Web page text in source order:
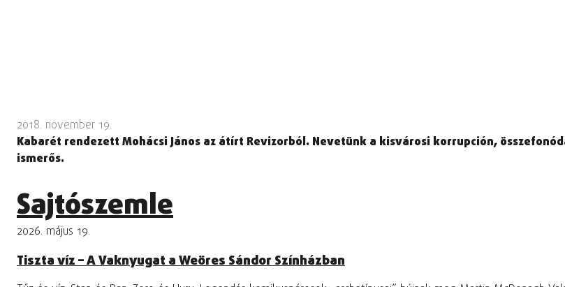
2018. november 19.
Kabarét rendezett Mohácsi János az átírt Revizorból. Nevetünk a kisvárosi korrupción,
ismerős.
Sajtószemle
2026. május 19.
Tiszta víz – A Vaknyugat a Weöres Sándor Színházban